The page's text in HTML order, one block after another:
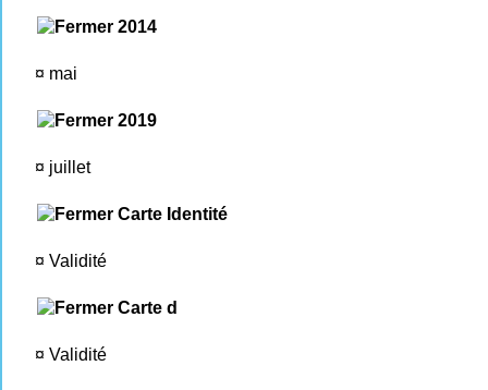
2014
¤ mai
2019
¤ juillet
Carte Identité
¤ Validité
Carte d
¤ Validité